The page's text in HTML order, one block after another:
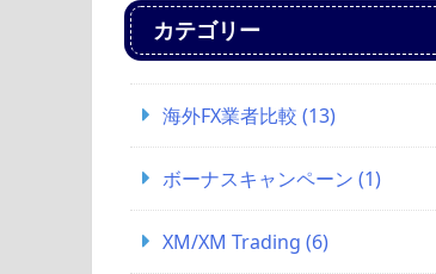
カテゴリー
海外FX業者比較 (13)
ボーナスキャンペーン (1)
XM/XM Trading (6)